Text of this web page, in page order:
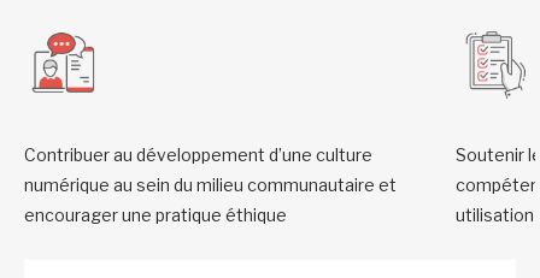
Contribuer au développement d’une culture
numérique au sein du milieu communautaire et
encourager une pratique éthique
Soutenir
utilisation